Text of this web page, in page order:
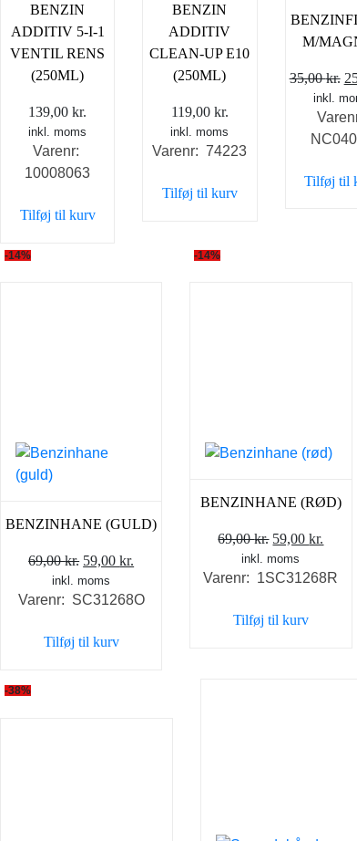
BENZIN
ADDITIV 5-I-1
VENTIL RENS
(250ML)
139,00kr.
inkl. moms
Varenr:
10008063
Tilføj til kurv
BENZIN
ADDITIV
CLEAN-UP E10
(250ML)
119,00 kr.
inkl. moms
Varenr: 74223
Tilføj til kurv
M/
35,00kr.
inkl.
Tilføj til
-14%
BENZINHANE (GULD)
69,00kr. Den
oprindelige
pris
69,00 kr..
59,00kr.
pris
inkl. moms
Varenr: SC31268O
Tilføj til kurv
-14%
BENZINHANE (RØD)
69,00kr. Den
oprindelige
pris
69,00 kr..
59,00kr.
pris
inkl. moms
Varenr: 1SC31268R
Tilføj til kurv
-38%